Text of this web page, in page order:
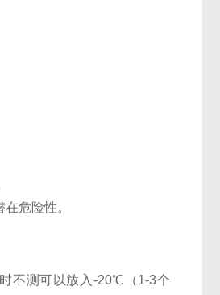
危险性。
不测可以放入-20℃（1-3个